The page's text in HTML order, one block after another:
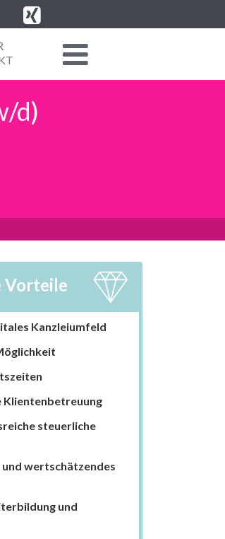
d)
Vorteile
Kanzleiumfeld
Klientenbetreuung
steuerliche
wertschätzendes
und